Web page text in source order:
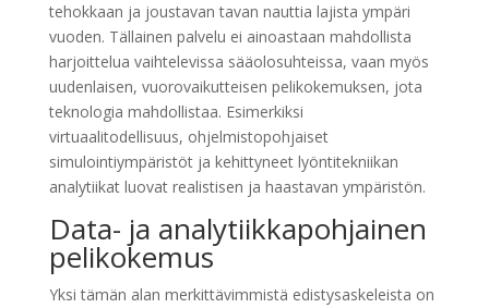
tehokkaan ja joustavan tavan nauttia lajista ympäri
vuoden. Tällainen palvelu ei ainoastaan mahdollista
harjoittelua vaihtelevissa sääolosuhteissa, vaan myös
uudenlaisen, vuorovaikutteisen pelikokemuksen, jota
teknologia mahdollistaa. Esimerkiksi
virtuaalitodellisuus, ohjelmistopohjaiset
simulointiympäristöt ja kehittyneet lyöntitekniikan
analytiikat luovat realistisen ja haastavan ympäristön.
Data- ja analytiikkapohjainen
pelikokemus
Yksi tämän alan merkittävimmistä edistysaskeleista on